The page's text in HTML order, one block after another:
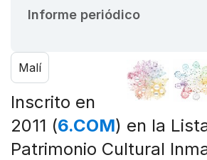
Informe periódico
Malí
Inscrito en
2011 (6.COM) en la
Patrimonio Cultural